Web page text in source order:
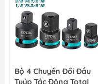
Bộ 4 Chuyển Đổi Đầu
Tuýp Tác Động Total